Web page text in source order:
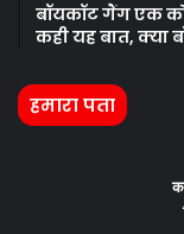
बॉयकॉट गैंग एक
कही यह बात, क्या
हमारा पता